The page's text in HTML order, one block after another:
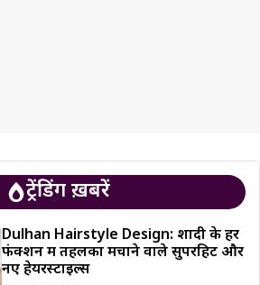
ट्रेंडिंग ख़बरें
Dulhan Hairstyle Design: शादी के हर
फंक्शन में तहलका मचाने वाले सुपरहिट और
नए हेयरस्टाइल्स